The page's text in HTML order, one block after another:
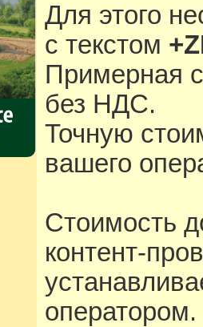
Для этого
с текстом
Примерная
без НДС.
Точную
вашего
Стоимость
контент-
оператором.